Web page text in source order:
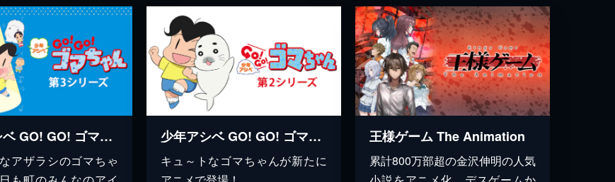
少年アシベ GO! GO! ゴマちゃん 第3シリーズ
アザラシのゴマちゃ
少年アシベ GO! GO! ゴマちゃん 第2シリーズ
キュ～トなゴマちゃんが新たに
王様ゲーム The Animation
累計800万部超の金沢伸明の人気